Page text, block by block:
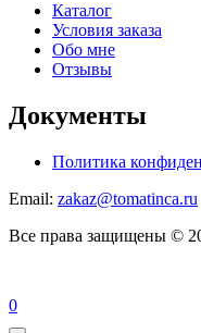
Каталог
Условия заказа
Обо мне
Отзывы
Документы
Политика
Email: zakaz@tomatinca.ru
Все права защищены ©
0